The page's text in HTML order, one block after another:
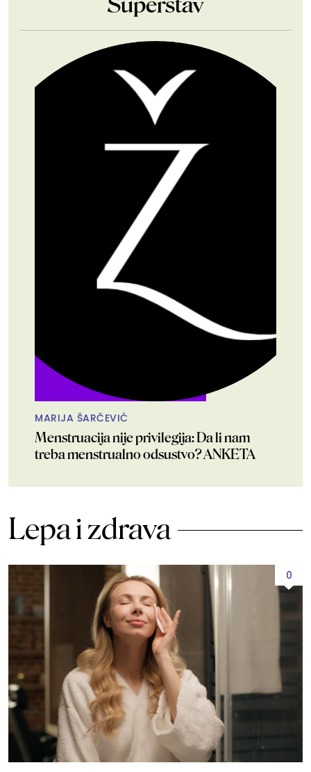
MARIJA ŠARČEVIĆ
Menstruacija nije privilegija: Da li nam
treba menstrualno odsustvo? ANKETA
Lepa i zdrava
0